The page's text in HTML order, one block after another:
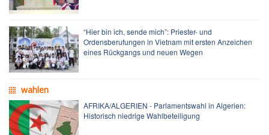
“Hier bin ich, sende mich”: Priester- und
Ordensberufungen in Vietnam mit ersten Anzeichen
eines Rückgangs und neuen Wegen
wahlen
AFRIKA/ALGERIEN - Parlamentswahl in Algerien:
Historisch niedrige Wahlbeteiligung